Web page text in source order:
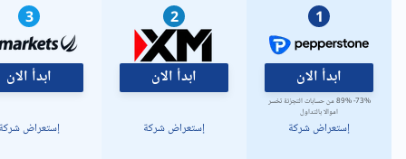
1
ابدأ الان
73%- 89% من حسابات التجزئة تخسر
اموالا بالتداول
إستعراض شركة
2
ابدأ الان
إستعراض شركة
3
ابدأ الان
إستعراض